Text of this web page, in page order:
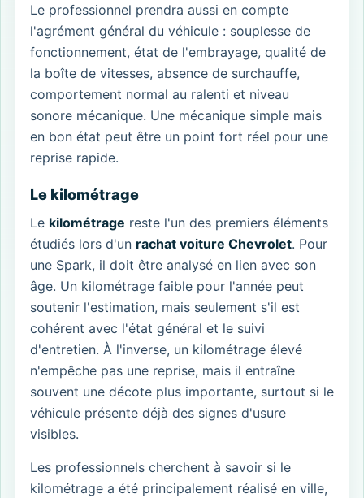
Le professionnel prendra aussi en compte
l'agrément général du véhicule : souplesse de
fonctionnement, état de l'embrayage, qualité de
la boîte de vitesses, absence de surchauffe,
comportement normal au ralenti et niveau
sonore mécanique. Une mécanique simple mais
en bon état peut être un point fort réel pour une
reprise rapide.
Le kilométrage
Le kilométrage reste l'un des premiers éléments
étudiés lors d'un rachat voiture Chevrolet. Pour
une Spark, il doit être analysé en lien avec son
âge. Un kilométrage faible pour l'année peut
soutenir l'estimation, mais seulement s'il est
cohérent avec l'état général et le suivi
d'entretien. À l'inverse, un kilométrage élevé
n'empêche pas une reprise, mais il entraîne
souvent une décote plus importante, surtout si le
véhicule présente déjà des signes d'usure
visibles.
Les professionnels cherchent à savoir si le
kilométrage a été principalement réalisé en ville,